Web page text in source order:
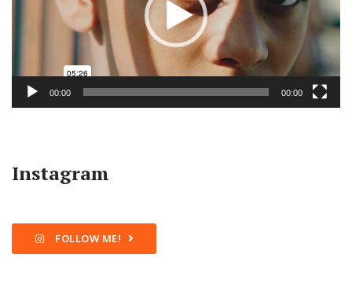
00:00 00:00
Instagram
FOLLOW ME!